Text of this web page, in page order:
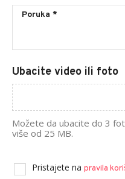
Ubacite video ili foto
Možete da ubacite do 3
više od 25 MB.
Pristajete na pravila